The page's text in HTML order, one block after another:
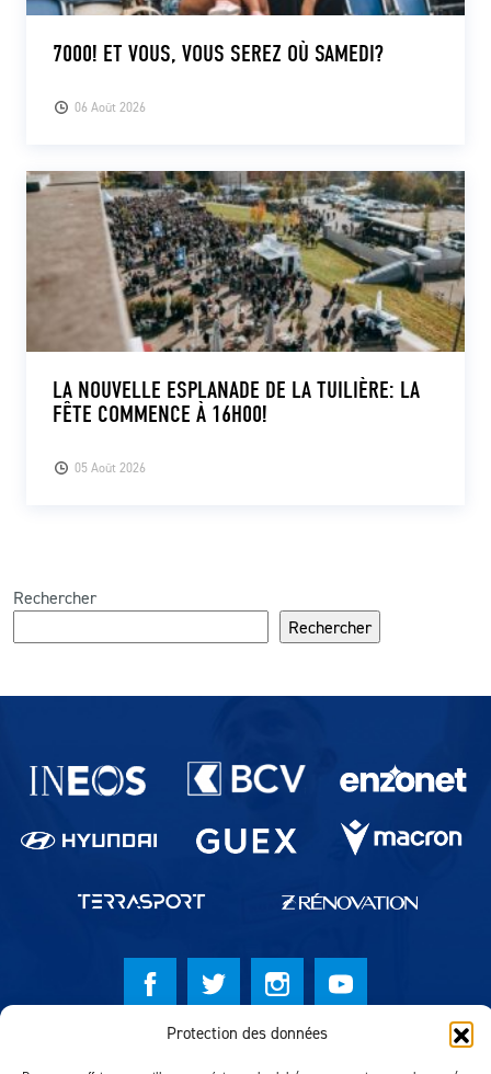
Protection des données
06 Août 2026
7000! ET VOUS, VOUS SEREZ OÙ SAMEDI?
05 Août 2026
LA NOUVELLE ESPLANADE DE LA TUILIÈRE: LA
FÊTE COMMENCE À 16H00!
Rechercher
Rechercher
Partenaires du lausanne-Sport